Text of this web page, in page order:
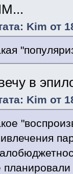
Kim от
в
Kim от